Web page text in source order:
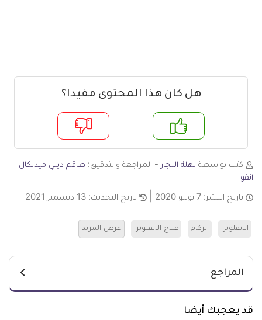
هل كان هذا المحتوى مفيدا؟
لا
كتب بواسطة نهلة النجار - المراجعة والتدقيق: طاقم ديلي ميديكال
انفو
تاريخ النشر: 7 يوليو 2020 تاريخ التحديث: 13 ديسمبر 2021
الانفلونزا الزكام علاج الانفلونزا عرض المزيد
المراجع
قد يعجبك أيضا